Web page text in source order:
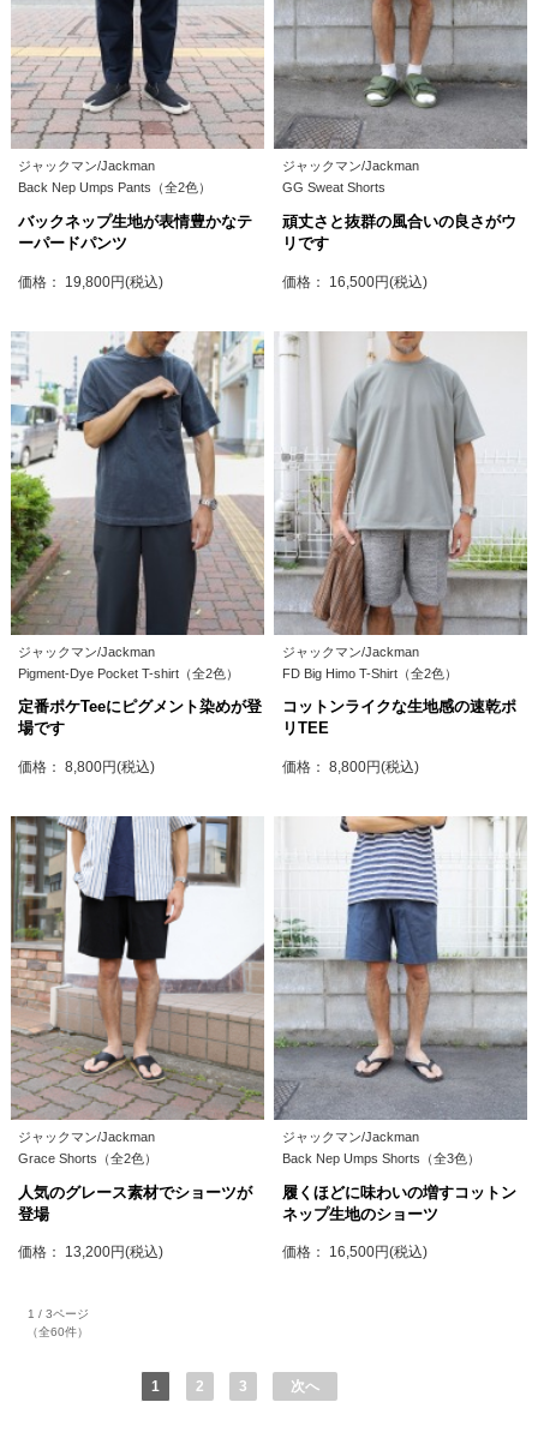
ジャックマン/Jackman
Back Nep Umps Pants（全2色）
バックネップ生地が表情豊かなテ
ーパードパンツ
価格： 19,800円(税込)
ジャックマン/Jackman
GG Sweat Shorts
頑丈さと抜群の風合いの良さがウ
リです
価格： 16,500円(税込)
ジャックマン/Jackman
Pigment-Dye Pocket T-shirt（全2色）
定番ポケTeeにピグメント染めが登
場です
価格： 8,800円(税込)
ジャックマン/Jackman
FD Big Himo T-Shirt（全2色）
コットンライクな生地感の速乾ポ
リTEE
価格： 8,800円(税込)
ジャックマン/Jackman
Grace Shorts（全2色）
人気のグレース素材でショーツが
登場
価格： 13,200円(税込)
ジャックマン/Jackman
Back Nep Umps Shorts（全3色）
履くほどに味わいの増すコットン
ネップ生地のショーツ
価格： 16,500円(税込)
1 / 3ページ
（全60件）
1 2 3 次へ